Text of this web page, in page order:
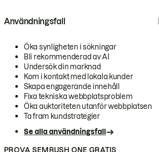
Användningsfall
Öka synligheten i sökningar
Bli rekommenderad av AI
Undersök din marknad
Kom i kontakt med lokala kunder
Skapa engagerande innehåll
Fixa tekniska webbplatsproblem
Öka auktoriteten utanför webbplatsen
Ta fram kundstrategier
Se alla användningsfall
PROVA SEMRUSH ONE GRATIS